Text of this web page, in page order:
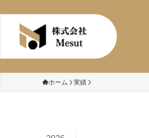
ホーム 実績